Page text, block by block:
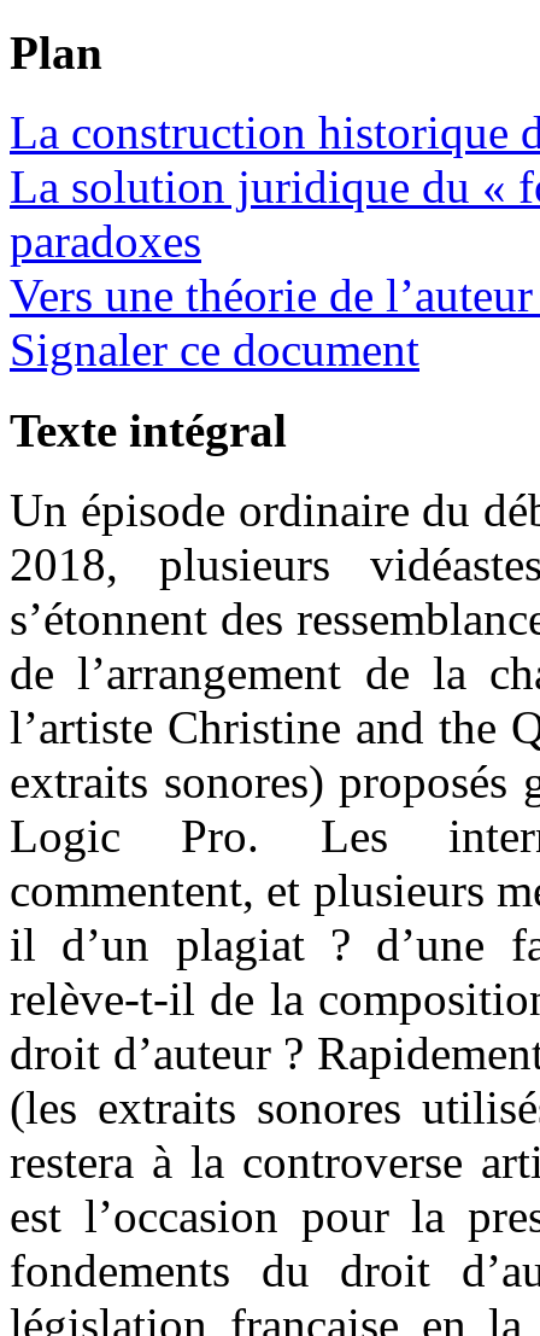
Plan
La construction historique
La solution juridique du «
paradoxes
Vers une théorie de
Signaler ce document
Texte intégral
Un épisode ordinaire du
2018, plusieurs
s’étonnent des
de l’arrangement de la
l’artiste Christine and the
extraits sonores)
Logic Pro. Les
commentent, et plusieurs
il d’un plagiat ? d’une
relève-t-il de la
droit d’auteur ?
(les extraits sonores
restera à la controverse
est l’occasion pour la
fondements du droit
législation française en la